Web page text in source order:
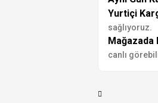
Yurtiçi
sağlıyoruz.
Mağazada
canlı